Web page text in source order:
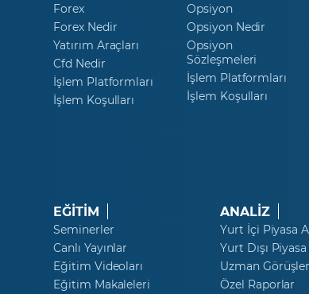
Forex
Forex Nedir
Yatırım Araçları
Cfd Nedir
İşlem Platformları
İşlem Koşulları
Opsiyon
Opsiyon Nedir
Opsiyon
Sözleşmeleri
İşlem Platformları
İşlem Koşulları
EĞİTİM
Seminerler
Canlı Yayınlar
Eğitim Videoları
Eğitim Makaleleri
ANALİZ
Yurt İçi Piyasa
Yurt Dışı
Uzman
Özel Raporlar